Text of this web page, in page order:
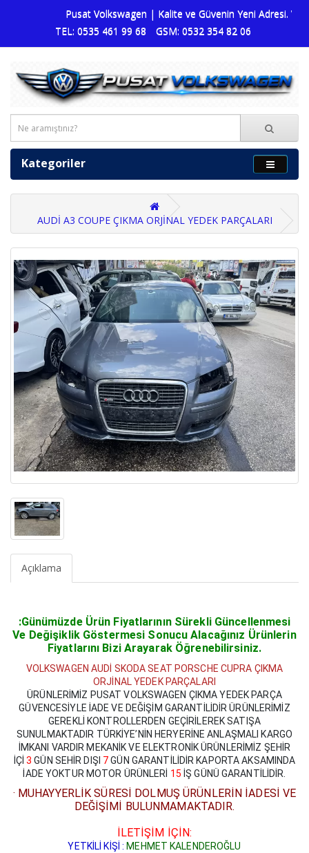
Pusat Volkswagen | Kalite ve Güvenin Yeni Adresi.
TEL: 0535 461 99 68
GSM: 0532 354 82 06
Kategoriler
AUDİ A3 COUPE ÇIKMA ORJİNAL YEDEK PARÇALARI
Açıklama
:Günümüzde Ürün Fiyatlarının Sürekli Güncellenmesi
Ve Değişiklik Göstermesi Sonucu Alacağınız Ürünlerin
Fiyatlarını Bizi Arayarak Öğrenebilirsiniz.
VOLKSWAGEN AUDİ SKODA SEAT PORSCHE CUPRA ÇIKMA
ORJİNAL YEDEK PARÇALARI
ÜRÜNLERİMİZ PUSAT VOLKSWAGEN ÇIKMA YEDEK PARÇA
GÜVENCESİYLE İADE VE DEĞİŞİM GARANTİLİDİR ÜRÜNLERİMİZ
GEREKLİ KONTROLLERDEN GEÇİRİLEREK SATIŞA
SUNULMAKTADIR TÜRKİYE’NİN HERYERİNE ANLAŞMALI KARGO
İMKANI VARDIR MEKANİK VE ELEKTRONİK ÜRÜNLERİMİZ ŞEHİR
İÇİ3 GÜN SEHİR DIŞI 7GÜN GARANTİLİDİR KAPORTA AKSAMINDA
İADE YOKTUR MOTOR ÜRÜNLERİ 15 İŞ GÜNÜ GARANTİLİDİR.
· MUHAYYERLİK SÜRESİ DOLMUŞ ÜRÜNLERİN İADESİ VE
DEĞİŞİMİ BULUNMAMAKTADIR.
İLETİŞİM İÇİN:
YETKİLİ KİŞİ : MEHMET KALENDEROĞLU